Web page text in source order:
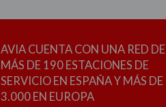
AVIA CUENTA CON UNA RED DE
MÁS DE 190 ESTACIONES DE
SERVICIO EN ESPAÑA Y MÁS DE
3.000 EN EUROPA